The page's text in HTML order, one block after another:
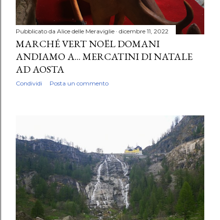
Pubblicato da Alice delle Meraviglie dicembre 11, 2022
MARCHÉ VERT NOËL DOMANI
ANDIAMO A... MERCATINI DI NATALE
AD AOSTA
Condividi Posta un commento